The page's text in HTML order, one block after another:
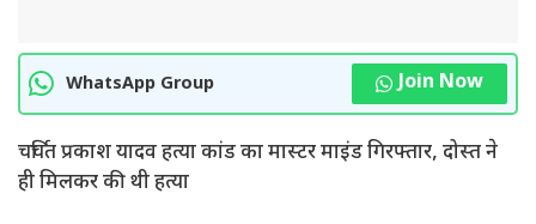
WhatsApp Group Join Now
चर्चित प्रकाश यादव हत्या कांड का मास्टर माइंड गिरफ्तार, दोस्त ने
ही मिलकर की थी हत्या